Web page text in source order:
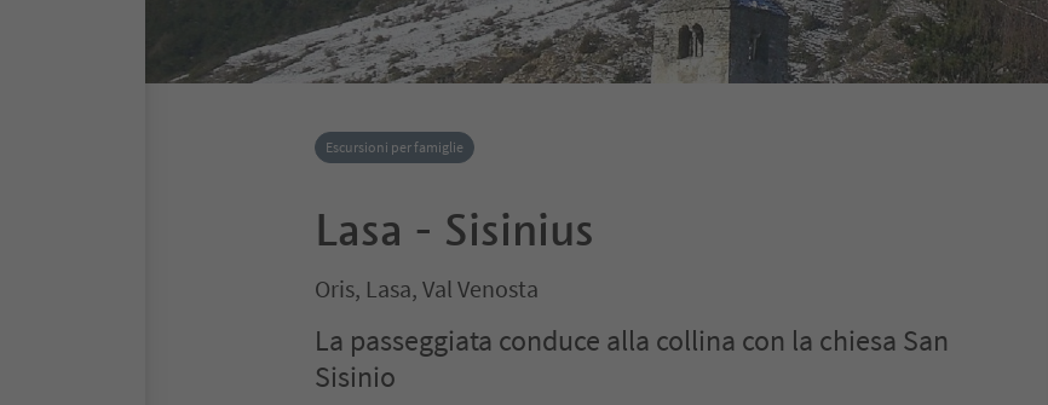
Escursioni per famiglie
Lasa - Sisinius
Oris, Lasa, Val Venosta
La passeggiata conduce alla collina con la chiesa San
Sisinio